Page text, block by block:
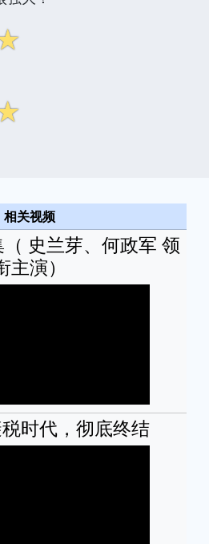
相关视频
史兰芽、何政军 领
主演）
时代，彻底终结